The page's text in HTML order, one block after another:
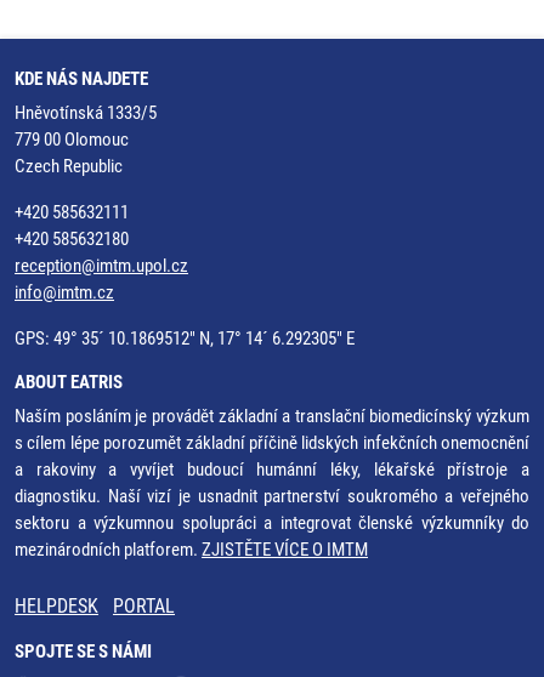
KDE NÁS NAJDETE
Hněvotínská 1333/5
779 00 Olomouc
Czech Republic
+420 585632111
+420 585632180
reception@imtm.upol.cz
info@imtm.cz
GPS: 49° 35´ 10.1869512" N, 17° 14´ 6.292305" E
ABOUT EATRIS
Naším posláním je provádět základní a translační biomedicínský výzkum
s cílem lépe porozumět základní příčině lidských infekčních onemocnění
a rakoviny a vyvíjet budoucí humánní léky, lékařské přístroje a
diagnostiku. Naší vizí je usnadnit partnerství soukromého a veřejného
sektoru a výzkumnou spolupráci a integrovat členské výzkumníky do
mezinárodních platforem. ZJISTĚTE VÍCE O IMTM
HELPDESK PORTAL
SPOJTE SE S NÁMI